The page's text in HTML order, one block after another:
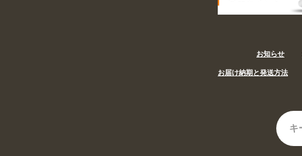
お知らせ
お届け納期と発送方法